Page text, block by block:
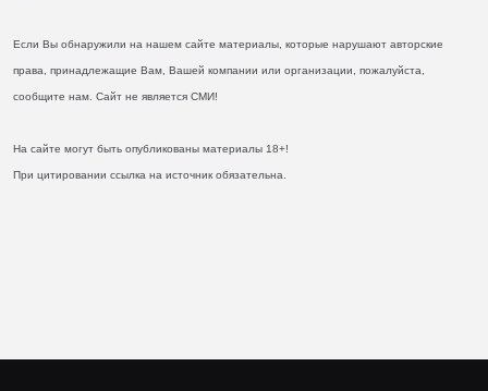
Если Вы обнаружили на нашем сайте материалы, которые нарушают авторские
права, принадлежащие Вам, Вашей компании или организации, пожалуйста,
сообщите нам. Сайт не является СМИ!
На сайте могут быть опубликованы материалы 18+!
При цитировании ссылка на источник обязательна.